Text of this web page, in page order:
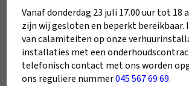
Vanaf donderdag 23 juli 17.00 uur tot 18
zijn wij gesloten en beperkt bereikbaar.
van calamiteiten op onze
installaties met een
telefonisch contact met ons worden
ons reguliere nummer045 567 69 69.